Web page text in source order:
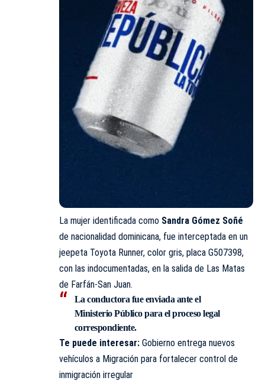
La mujer identificada como Sandra Gómez Soñé
de nacionalidad dominicana, fue interceptada en un
jeepeta Toyota Runner, color gris, placa G507398,
con las indocumentadas, en la salida de Las Matas
de Farfán-San Juan.
La conductora fue enviada ante el
Ministerio Público para el proceso legal
correspondiente.
Te puede interesar: Gobierno entrega nuevos
vehículos a Migración para fortalecer control de
inmigración irregular